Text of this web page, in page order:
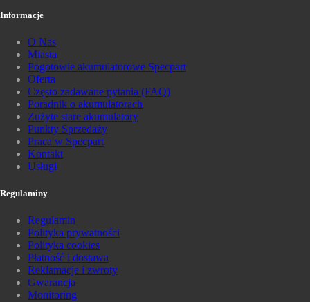
Informacje
O Nas
Miasta
Pogotowie akumulatorowe Specpart
Oferta
Często zadawane pytania (FAQ)
Poradnik o akumulatorach
Zużyte stare akumulatory
Punkty Sprzedaży
Praca w Specpart
Kontakt
Usługi
Regulaminy
Regulamin
Polityka prywatności
Polityka cookies
Płatność i dostawa
Reklamacje i zwroty
Gwarancja
Monitoring